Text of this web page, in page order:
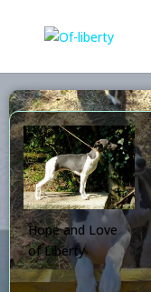
Hope and Love
of Liberty